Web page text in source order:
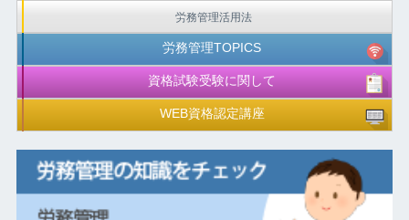
労務管理活用法
労務管理TOPICS
資格試験受験に関して
WEB資格認定講座